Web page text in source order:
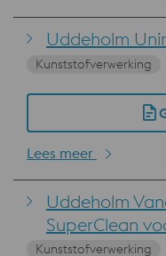
Uddeholm
Kunststofverwerking
Lees meer
Uddeholm
SuperClean
Kunststofverwerking